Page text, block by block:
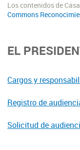
Los contenidos de
Commons
EL
Cargos y
Registro de
Solicitud de